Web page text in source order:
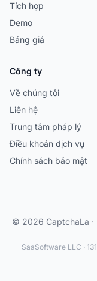
Tích hợp
Demo
Bảng giá
Công ty
Về chúng tôi
Liên hệ
Trung tâm pháp lý
Điều khoản dịch vụ
Chính sách bảo mật
© 2026 CaptchaLa ·
SaaSoftware LLC ·